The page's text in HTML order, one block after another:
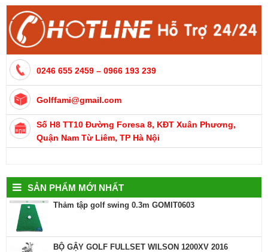
0246 655 2459 – 0966 193 239
Golffami@gmail.com
Số H8 TT10 Đường Foresa 8, KĐT Xuân Phương,
Quận Nam Từ Liêm, TP Hà Nội
SẢN PHẨM MỚI NHẤT
Thảm tập golf swing 0.3m GOMIT0603
BỘ GẬY GOLF FULLSET WILSON 1200XV 2016